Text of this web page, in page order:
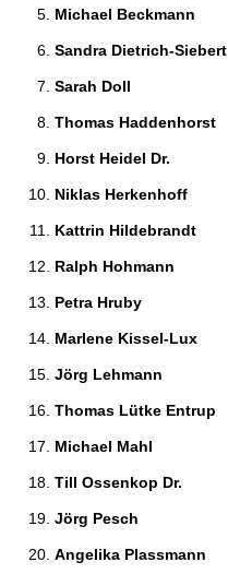
Michael Beckmann
Sandra Dietrich-Siebert
Sarah Doll
Thomas Haddenhorst
Horst Heidel Dr.
Niklas Herkenhoff
Kattrin Hildebrandt
Ralph Hohmann
Petra Hruby
Marlene Kissel-Lux
Jörg Lehmann
Thomas Lütke Entrup
Michael Mahl
Till Ossenkop Dr.
Jörg Pesch
Angelika Plassmann